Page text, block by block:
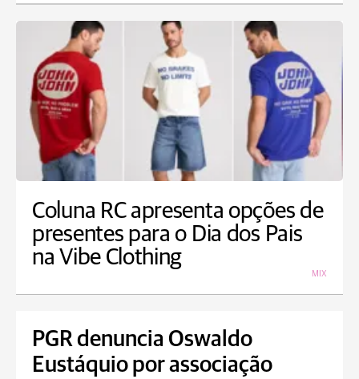
Coluna RC apresenta opções de
presentes para o Dia dos Pais
na Vibe Clothing
MIX
PGR denuncia Oswaldo
Eustáquio por associação